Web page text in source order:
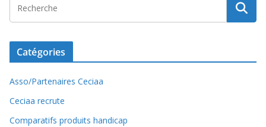
Catégories
Asso/Partenaires Ceciaa
Ceciaa recrute
Comparatifs produits handicap